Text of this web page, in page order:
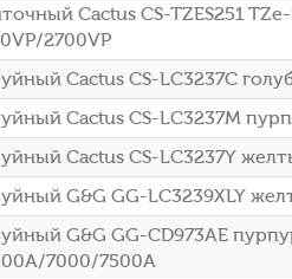
Cactus CS-TZES251
2700VP
Cactus CS-LC3237C
Cactus CS-LC3237M
Cactus CS-LC3237Y
G&G GG-LC3239XLY
G&G GG-CD973AE
7000/7500A